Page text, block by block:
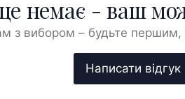
ще немає - ваш
з вибором – будьте